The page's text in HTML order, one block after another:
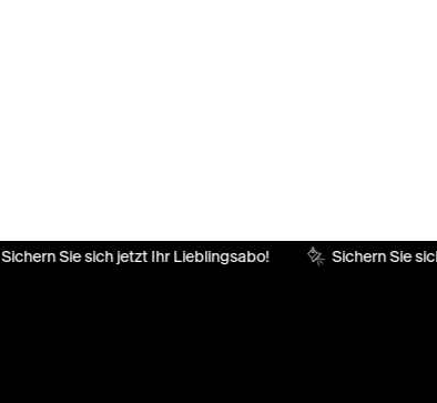
Sichern Sie sich jetzt Ihr Lieblingsabo! Sichern Sie